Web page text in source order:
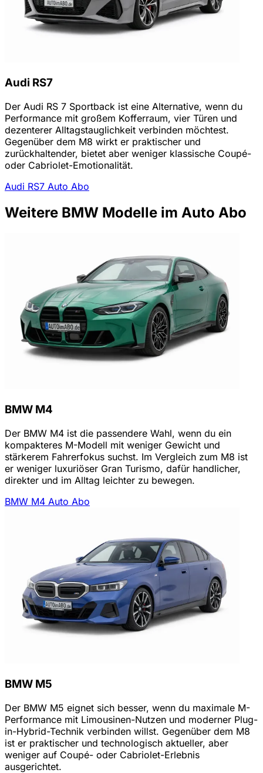
Audi RS7
Der Audi RS 7 Sportback ist eine Alternative, wenn du
Performance mit großem Kofferraum, vier Türen und
dezenterer Alltagstauglichkeit verbinden möchtest.
Gegenüber dem M8 wirkt er praktischer und
zurückhaltender, bietet aber weniger klassische Coupé-
oder Cabriolet-Emotionalität.
Audi RS7 Auto Abo
Weitere BMW Modelle im Auto Abo
BMW M4
Der BMW M4 ist die passendere Wahl, wenn du ein
kompakteres M-Modell mit weniger Gewicht und
stärkerem Fahrerfokus suchst. Im Vergleich zum M8 ist
er weniger luxuriöser Gran Turismo, dafür handlicher,
direkter und im Alltag leichter zu bewegen.
BMW M4 Auto Abo
BMW M5
Der BMW M5 eignet sich besser, wenn du maximale M-
Performance mit Limousinen-Nutzen und moderner Plug-
in-Hybrid-Technik verbinden willst. Gegenüber dem M8
ist er praktischer und technologisch aktueller, aber
weniger auf Coupé- oder Cabriolet-Erlebnis
ausgerichtet.